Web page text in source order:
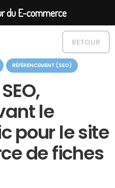
RETOUR
RÉFÉRENCEMENT (SEO)
le
pour le site
de fiches
du E-commerce